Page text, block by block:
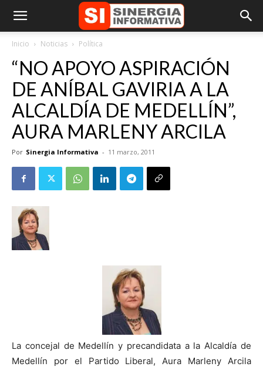
Inicio Noticias Política
“NO APOYO ASPIRACIÓN
DE ANÍBAL GAVIRIA A LA
ALCALDÍA DE MEDELLÍN”,
AURA MARLENY ARCILA
Por Sinergia Informativa - 11 marzo, 2011
La concejal de Medellín y precandidata a la Alcaldía de
Medellín por el Partido Liberal, Aura Marleny Arcila